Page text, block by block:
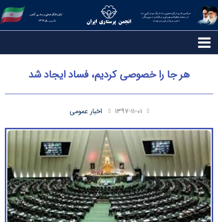
هر جا را خصوصی کردیم، فساد ایجاد شد
۱۳۹۷-۱۱-۰۱ اخبار عمومی